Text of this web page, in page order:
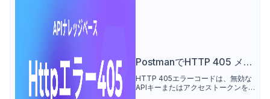
PostmanでHTTP 405 メソ
ッドなしエラーを修正する
方法
HTTP 405エラーコードは、無効な
APIキーまたはアクセストークンを